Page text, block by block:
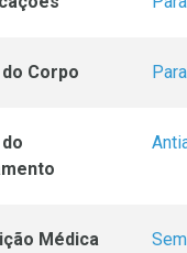
Corpo
Médica